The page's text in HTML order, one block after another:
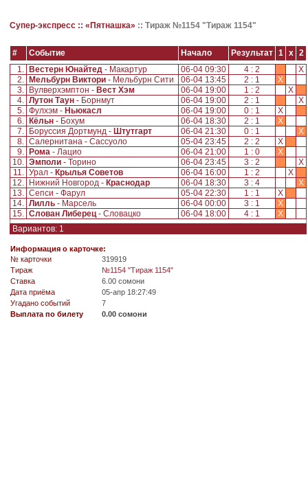
Супер-экспресс :: «Пятнашка» :: Тираж №1154 "Тираж 1154"
# Событие Начало Результат 1 x
2
1.
Вестерн Юнайтед - Макартур 06-04 09:30 4 : 2
X
2.
Мельбурн Виктори - Мельбурн Сити 06-04 13:45 2 : 1
X
3.
Вулверхэмптон - Вест Хэм 06-04 19:00 1 : 2
X
4. Лутон Таун - Борнмут 06-04 19:00 2 : 1
X
5. Фулхэм - Ньюкасл 06-04 19:00 0 : 1
X
6.
Кёльн - Бохум 06-04 18:30 2 : 1
X
7.
Боруссия Дортмунд - Штутгарт 06-04 21:30 0 : 1
X
8. Салернитана - Сассуоло 05-04 23:45 2 : 2
X
9.
Рома - Лацио 06-04 21:00 1 : 0
X
10. Эмполи - Торино 06-04 23:45 3 : 2
X
11. Урал - Крылья Советов 06-04 16:00 1 : 2
X
12.
Нижний Новгород - Краснодар 06-04 18:30 3 : 4
X
13. Сепси - Фарул 05-04 22:30 1 : 1
X
14. Лилль - Марсель 06-04 00:00 3 : 1
X
15. Слован Либерец- Словацко 06-04 18:00 4 : 1
X
Вариантов: 1
Информация о карточке:
№ карточки
319919
Tираж
№1154 "Тираж 1154"
Ставка
6.00 сомони
Дата приёма
05-апр 18:27:49
Угадано событий
7
Выплата по билету
0.00 сомони